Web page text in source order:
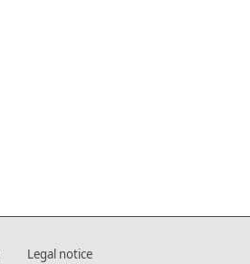
Legal notice